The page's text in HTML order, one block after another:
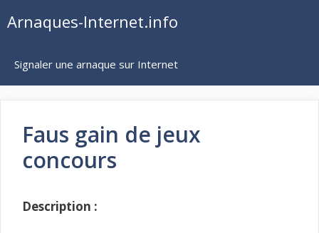
auArnaques-Internet.info
Signaler une arnaque sur Internet
Faus gain de jeux
concours
Description :